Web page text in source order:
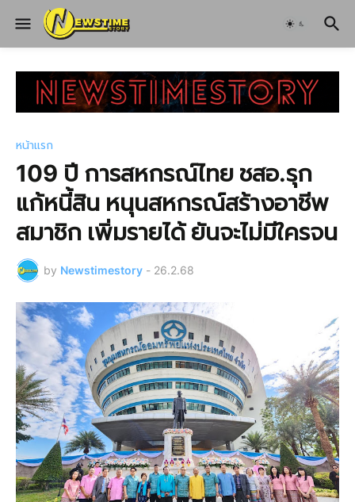
หน้าแรก
109 ปี การสหกรณ์ไทย ชสอ.รุก
แก้หนี้สิน หนุนสหกรณ์สร้างอาชีพ
สมาชิก เพิ่มรายได้ ยันจะไม่มีใครจน
by Newstimestory - 26.2.68